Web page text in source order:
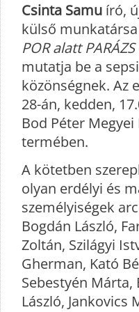
Csinta Samu író,
külső
POR alatt PARÁZS
mutatja be a
közönségnek. Az
28-án, kedden,
Bod Péter
termében.
A kötetben
olyan erdélyi és
személyiségek
Bogdán László,
Zoltán, Szilágyi
Gherman, Kató
Sebestyén Márta,
László, Jankovics